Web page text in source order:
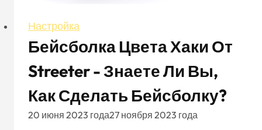
Настройка
Бейсболка Цвета Хаки От
Streeter - Знаете Ли Вы,
Как Сделать Бейсболку?
20 июня 2023 года27 ноября 2023 года